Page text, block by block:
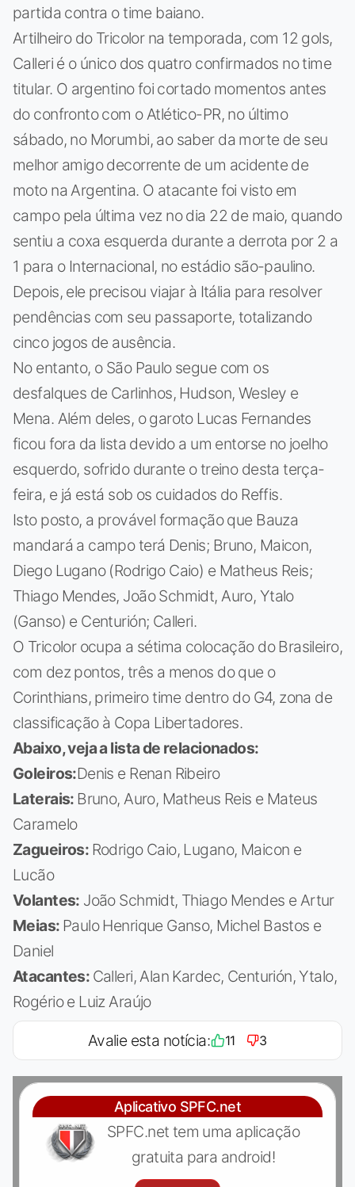
partida contra o time baiano.
Artilheiro do Tricolor na temporada, com 12 gols,
Calleri é o único dos quatro confirmados no time
titular. O argentino foi cortado momentos antes
do confronto com o Atlético-PR, no último
sábado, no Morumbi, ao saber da morte de seu
melhor amigo decorrente de um acidente de
moto na Argentina. O atacante foi visto em
campo pela última vez no dia 22 de maio, quando
sentiu a coxa esquerda durante a derrota por 2 a
1 para o Internacional, no estádio são-paulino.
Depois, ele precisou viajar à Itália para resolver
pendências com seu passaporte, totalizando
cinco jogos de ausência.
No entanto, o São Paulo segue com os
desfalques de Carlinhos, Hudson, Wesley e
Mena. Além deles, o garoto Lucas Fernandes
ficou fora da lista devido a um entorse no joelho
esquerdo, sofrido durante o treino desta terça-
feira, e já está sob os cuidados do Reffis.
Isto posto, a provável formação que Bauza
mandará a campo terá Denis; Bruno, Maicon,
Diego Lugano (Rodrigo Caio) e Matheus Reis;
Thiago Mendes, João Schmidt, Auro, Ytalo
(Ganso) e Centurión; Calleri.
O Tricolor ocupa a sétima colocação do Brasileiro,
com dez pontos, três a menos do que o
Corinthians, primeiro time dentro do G4, zona de
classificação à Copa Libertadores.
Abaixo, veja a lista de relacionados:
Goleiros:Denis e Renan Ribeiro
Laterais: Bruno, Auro, Matheus Reis e Mateus
Caramelo
Zagueiros: Rodrigo Caio, Lugano, Maicon e
Lucão
Volantes: João Schmidt, Thiago Mendes e Artur
Meias: Paulo Henrique Ganso, Michel Bastos e
Daniel
Atacantes: Calleri, Alan Kardec, Centurión, Ytalo,
Rogério e Luiz Araújo
Avalie esta notícia: 11 3
Aplicativo SPFC.net
SPFC.net tem uma aplicação
gratuita para android!